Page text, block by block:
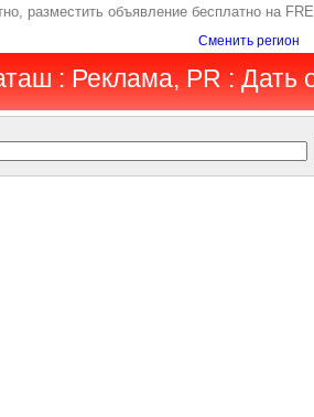
разместить объявление бесплатно на
Сменить регион
: Реклама, PR : Дать